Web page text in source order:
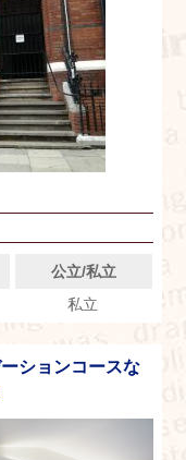
公立/私立
私立
ションコースな